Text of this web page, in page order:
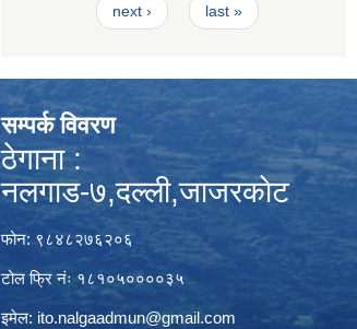
next › last »
सम्पर्क विवरण
ठेगाना :
नलगाड-७,दल्ली,जाजरकाेट
फोन: ९८४८२७६२०६
टोल फ्रि नंः १८१०५००००३५
इमेल: ito.nalgaadmun@gmail.com